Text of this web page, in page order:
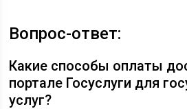
Вопрос-ответ:
Какие способы оплаты
портале Госуслуги для
услуг?